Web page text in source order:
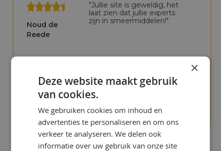
Noud de
Reede
"Jullie site is geweldig, het
laat zien dat jullie experts
zijn in smeermiddelen!"
"We betaalden te veel in het
verleden"
×
Deze website maakt gebruik
van cookies.
We gebruiken cookies om inhoud en
advertenties te personaliseren en om ons
verkeer te analyseren. We delen ook
informatie over uw gebruik van onze site